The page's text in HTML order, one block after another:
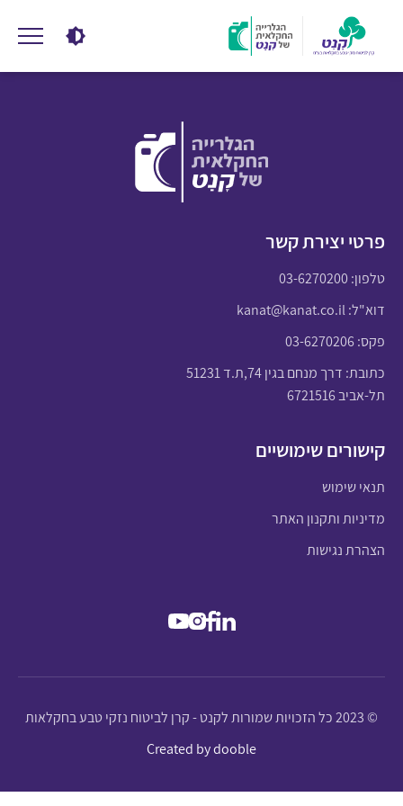
פרטי יצירת קשר
טלפון:03-6270200
דוא"ל:kanat@kanat.co.il
פקס: 03-6270206
כתובת: דרך מנחם בגין 74,ת.ד 51231
תל-אביב 6721516
קישורים שימושיים
תנאי שימוש
מדיניות ותקנון האתר
הצהרת נגישות
© 2023 כל הזכויות שמורות לקנט - קרן לביטוח נזקי טבע בחקלאות
Created by dooble